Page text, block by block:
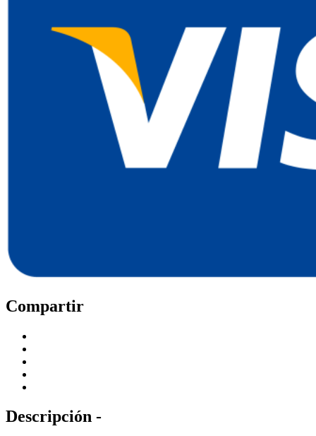
Compartir
Descripción -